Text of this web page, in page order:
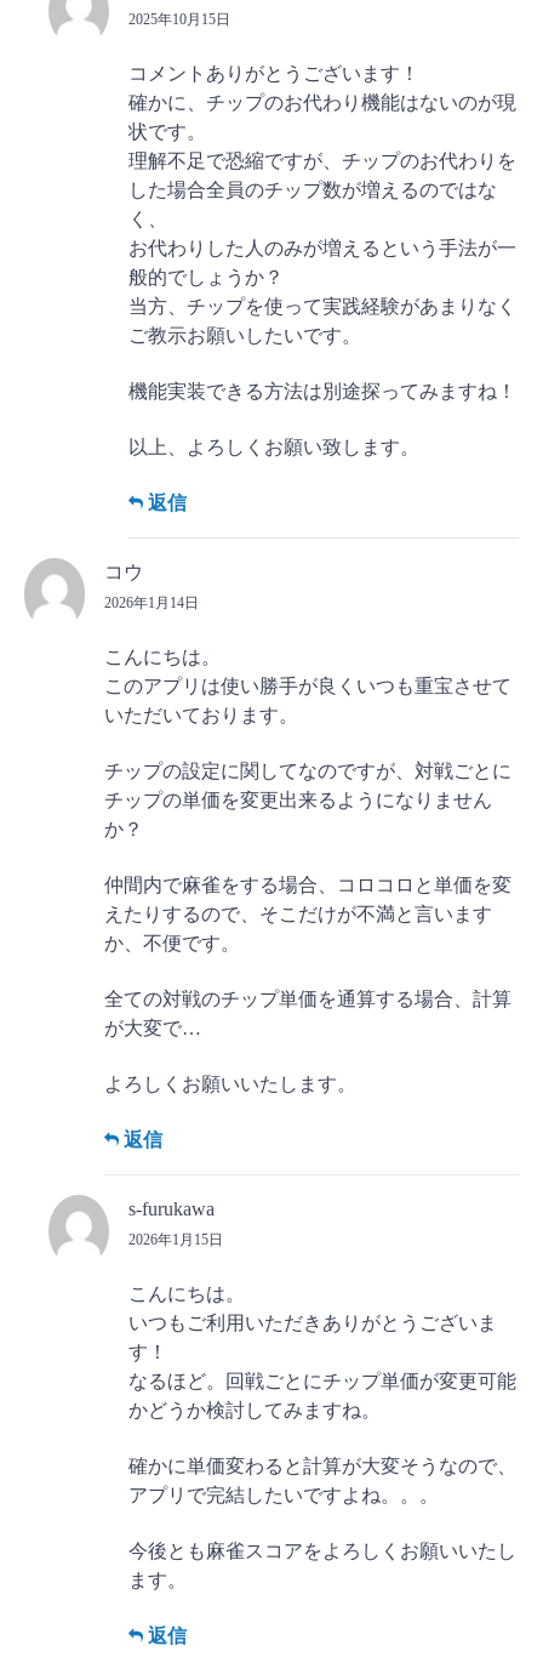
2025年10月15日
コメントありがとうございます！
確かに、チップのお代わり機能はないのが現
状です。
理解不足で恐縮ですが、チップのお代わりを
した場合全員のチップ数が増えるのではな
く、
お代わりした人のみが増えるという手法が一
般的でしょうか？
当方、チップを使って実践経験があまりなく
ご教示お願いしたいです。
機能実装できる方法は別途探ってみますね！
以上、よろしくお願い致します。
返信
コウ
2026年1月14日
こんにちは。
このアプリは使い勝手が良くいつも重宝させて
いただいております。
チップの設定に関してなのですが、対戦ごとに
チップの単価を変更出来るようになりません
か？
仲間内で麻雀をする場合、コロコロと単価を変
えたりするので、そこだけが不満と言います
か、不便です。
全ての対戦のチップ単価を通算する場合、計算
が大変で…
よろしくお願いいたします。
返信
s-furukawa
2026年1月15日
こんにちは。
いつもご利用いただきありがとうございま
す！
なるほど。回戦ごとにチップ単価が変更可能
かどうか検討してみますね。
確かに単価変わると計算が大変そうなので、
アプリで完結したいですよね。。。
今後とも麻雀スコアをよろしくお願いいたし
ます。
返信